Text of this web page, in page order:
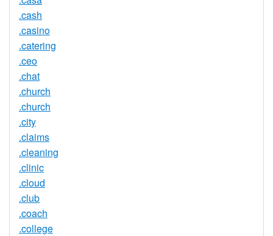
.cash
.casino
.catering
.ceo
.chat
.church
.church
.city
.claims
.cleaning
.clinic
.cloud
.club
.coach
.college